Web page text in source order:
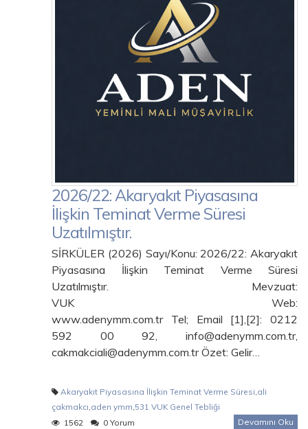
2026/22: Akaryakıt Piyasasına
İlişkin Teminat Verme Süresi
Uzatılmıştır.
SİRKÜLER (2026) Sayı/Konu: 2026/22: Akaryakıt
Piyasasına İlişkin Teminat Verme Süresi
Uzatılmıştır. Mevzuat:
VUK Web:
www.adenymm.com.tr Tel; Email [1],[2]: 0212
592 00 92, info@adenymm.com.tr,
cakmakciali@adenymm.com.tr Özet: Gelir…
Akaryakıt Piyasasına İlişkin Teminat Verme Süresi,ali
çakmakcı,aden ymm,531 VUK Genel Tebliği
1562
0 Yorum Devamını Oku